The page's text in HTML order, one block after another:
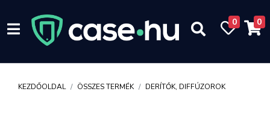
0 0
KEZDŐOLDAL ÖSSZES TERMÉK DERÍTŐK, DIFFÚZOROK